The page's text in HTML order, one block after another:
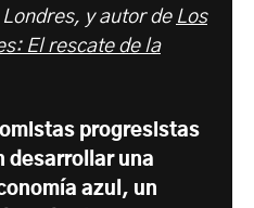
y autor de Los
El rescate de la
progresistas
desarrollar una
azul, un